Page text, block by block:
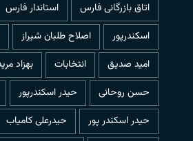
اتاق بازرگانی فارس استاندار فارس
اسکندرپور
اصلاح طلبان شیراز
امید صدیق
انتخابات بهزاد
حسن روحانی
حيدر اسكندرپور
حیدر اسکندر پور
حیدرعلی کامیاب